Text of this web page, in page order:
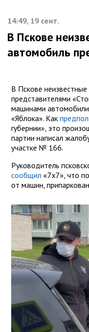
14:49, 19 сент.
В Пскове
автомобиль
В Пскове
представителями
машинами автомобили
«Яблока». Как
губернии», это
партии написал
участке № 166.
Руководитель
сообщил «7x7», что
от машин,